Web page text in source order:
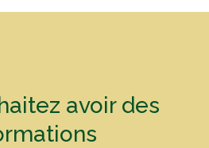
avoir des